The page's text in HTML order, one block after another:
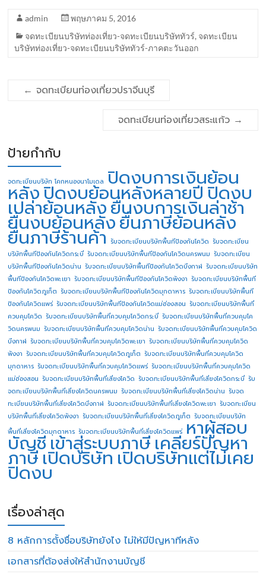
admin
พฤษภาคม 5, 2016
จดทะเบียนบริษัทท่องเที่ยว-จดทะเบียนบริษัททัวร์, จดทะเบียน
บริษัทท่องเที่ยว-จดทะเบียนบริษัททัวร์-ภาคตะวันออก
← จดทะเบียนท่องเที่ยวปราจีนบุรี
จดทะเบียนท่องเที่ยวสระแก้ว →
ป้ายกำกับ
จดทะเบียนบริษัท โคกหนองนาโมเดล ปิดงบการเงินย้อน
หลังปิดงบย้อนหลังหลายปี ปิดงบ
เปล่าย้อนหลังยื่นงบการเงินล่าช้า
ยื่นงบย้อนหลังยื่นภาษีย้อนหลัง
ยื่นภาษีร้านค้า รับจดทะเบียนบริษัทพื้นทีป้องกันโควิด รับจดทะเบียน
บริษัทพื้นทีป้องกันโควิดกระบี่ รับจดทะเบียนบริษัทพื้นทีป้องกันโควิดนครพนม รับจดทะเบียน
บริษัทพื้นทีป้องกันโควิดน่าน รับจดทะเบียนบริษัทพื้นทีป้องกันโควิดบึงกาฬ รับจดทะเบียนบริษัท
พื้นทีป้องกันโควิดพะเยา รับจดทะเบียนบริษัทพื้นทีป้องกันโควิดพังงา รับจดทะเบียนบริษัทพื้นที
ป้องกันโควิดภูเก็ต รับจดทะเบียนบริษัทพื้นทีป้องกันโควิดมุกดาหาร รับจดทะเบียนบริษัทพื้นที
ป้องกันโควิดแพร่ รับจดทะเบียนบริษัทพื้นทีป้องกันโควิดแม่ฮ่องสอน รับจดทะเบียนบริษัทพื้นที่
ควบคุมโควิด รับจดทะเบียนบริษัทพื้นที่ควบคุมโควิดกระบี่ รับจดทะเบียนบริษัทพื้นที่ควบคุมโค
วิดนครพนม รับจดทะเบียนบริษัทพื้นที่ควบคุมโควิดน่าน รับจดทะเบียนบริษัทพื้นที่ควบคุมโควิด
บึงกาฬ รับจดทะเบียนบริษัทพื้นที่ควบคุมโควิดพะเยา รับจดทะเบียนบริษัทพื้นที่ควบคุมโควิด
พังงา รับจดทะเบียนบริษัทพื้นที่ควบคุมโควิดภูเก็ต รับจดทะเบียนบริษัทพื้นที่ควบคุมโควิด
มุกดาหาร รับจดทะเบียนบริษัทพื้นที่ควบคุมโควิดแพร่ รับจดทะเบียนบริษัทพื้นที่ควบคุมโควิด
แม่ฮ่องสอน รับจดทะเบียนบริษัทพื้นที่เสี่ยงโควิด รับจดทะเบียนบริษัทพื้นที่เสี่ยงโควิดกระบี่ รับ
จดทะเบียนบริษัทพื้นที่เสี่ยงโควิดนครพนม รับจดทะเบียนบริษัทพื้นที่เสี่ยงโควิดน่าน รับจด
ทะเบียนบริษัทพื้นที่เสี่ยงโควิดบึงกาฬ รับจดทะเบียนบริษัทพื้นที่เสี่ยงโควิดพะเยา รับจดทะเบียน
บริษัทพื้นที่เสี่ยงโควิดพังงา รับจดทะเบียนบริษัทพื้นที่เสี่ยงโควิดภูเก็ต รับจดทะเบียนบริษัท
พื้นที่เสี่ยงโควิดมุกดาหาร รับจดทะเบียนบริษัทพื้นที่เสี่ยงโควิดแพร่ หาผู้สอบ
บัญชี เข้าสู่ระบบภาษี เคลียร์ปัญหา
ภาษีเปิดบริษัทเปิดบริษัทแต่ไม่เคย
ปิดงบ
เรื่องล่าสุด
8 หลักการตั้งชื่อบริษัทยังไง ไม่ให้มีปัญหาทีหลัง
เอกสารที่ต้องส่งให้สำนักงานบัญชี